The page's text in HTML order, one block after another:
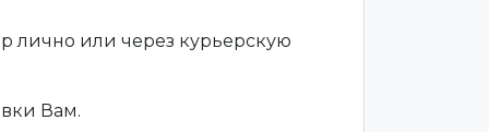
лично или через курьерскую
Вам.